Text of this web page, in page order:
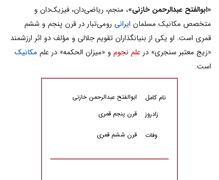
پرش
به
ناوبری
پرش
به
جستجو
«ابوالفتح عبدالرحمن خازنی»، منجم، ریاضی‌دان، فیزیک‌دان و
متخصص مکانیک مسلمان ایرانی رومی‌تبار در قرن پنجم و ششم
قمری است. او یکی از بنیانگذاران تقویم جلالی و مؤلف دو اثر ارزشمند
«زیج معتبر سنجرى» در علم نجوم و «میزان الحکمه» در علم مکانیک
است.
نام کامل
ابوالفتح عبدالرحمن خازنی
زادروز
قرن پنجم قمرى
وفات قرن ششم قمری